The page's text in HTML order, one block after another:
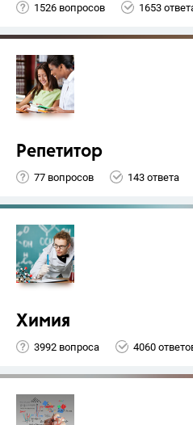
1526 вопросов 1653
Репетитор
77 вопросов 143 ответа
Химия
3992 вопроса 4060